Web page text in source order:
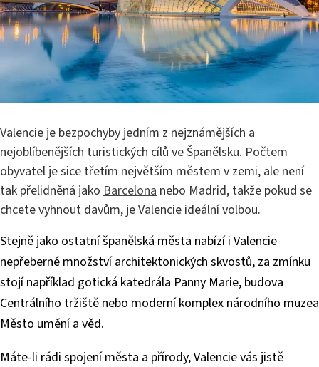
Valencie je bezpochyby jedním z nejznámějších a
nejoblíbenějších turistických cílů ve Španělsku. Počtem
obyvatel je sice třetím největším městem v zemi, ale není
tak přelidněná jako Barcelona nebo Madrid, takže pokud se
chcete vyhnout davům, je Valencie ideální volbou.
Stejně jako ostatní španělská města nabízí i Valencie
nepřeberné množství architektonických skvostů, za zmínku
stojí například gotická katedrála Panny Marie, budova
Centrálního tržiště nebo moderní komplex národního muzea
Město umění a věd.
Máte-li rádi spojení města a přírody, Valencie vás jistě